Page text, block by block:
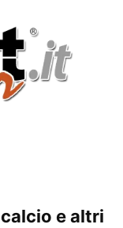
e altri